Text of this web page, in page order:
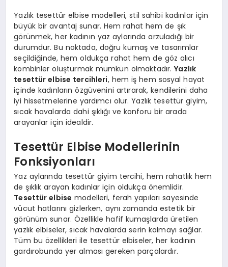
Yazlık tesettür elbise modelleri, stil sahibi kadınlar için
büyük bir avantaj sunar. Hem rahat hem de şık
görünmek, her kadının yaz aylarında arzuladığı bir
durumdur. Bu noktada, doğru kumaş ve tasarımlar
seçildiğinde, hem oldukça rahat hem de göz alıcı
kombinler oluşturmak mümkün olmaktadır.Yazlık
tesettür elbise tercihleri, hem iş hem sosyal hayat
içinde kadınların özgüvenini artırarak, kendilerini daha
iyi hissetmelerine yardımcı olur. Yazlık tesettür giyim,
sıcak havalarda dahi şıklığı ve konforu bir arada
arayanlar için idealdir.
Tesettür Elbise Modellerinin
Fonksiyonları
Yaz aylarında tesettür giyim tercihi, hem rahatlık hem
de şıklık arayan kadınlar için oldukça önemlidir.
Tesettür elbise modelleri, ferah yapıları sayesinde
vücut hatlarını gizlerken, aynı zamanda estetik bir
görünüm sunar. Özellikle hafif kumaşlarda üretilen
yazlık elbiseler, sıcak havalarda serin kalmayı sağlar.
Tüm bu özellikleri ile tesettür elbiseler, her kadının
gardırobunda yer alması gereken parçalardır.